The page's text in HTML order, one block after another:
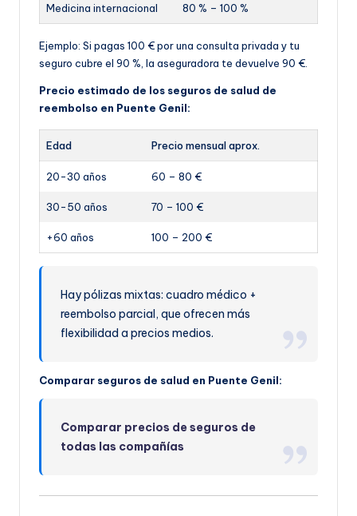
Medicina internacional 80 % – 100 %
Ejemplo: Si pagas 100 € por una consulta privada y tu
seguro cubre el 90 %, la aseguradora te devuelve 90 €.
Precio estimado de los seguros de salud de
reembolso en Puente Genil:
Edad Precio mensual aprox.
20-30 años 60 – 80 €
30-50 años 70 – 100 €
+60 años 100 – 200 €
Hay pólizas mixtas: cuadro médico +
reembolso parcial, que ofrecen más
flexibilidad a precios medios.
Comparar seguros de salud en Puente Genil:
Comparar precios de seguros de
todas las compañías